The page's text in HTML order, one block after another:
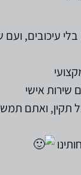
עיכובים, ועם
שירות אישי
תקין, ואתם